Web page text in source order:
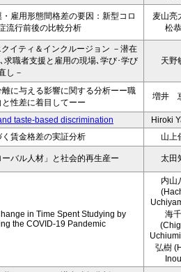
雇用形態間格差の要因：新型コロ
流行前後の比較分析
麦山亮
松
イティ＆インクルージョン －潜在
職者支援と雇用の現場､学び･学び
し－
天野
に与える影響に関する分析ーー職
性差に着目してーー
増井
taste-based discrimination
Hiroki
賃金格差の実証分析
山上
バル人材」と社会的再生産ー 太田
in Time Spent Studying by
the COVID-19 Pandemic
内山
海
弘樹